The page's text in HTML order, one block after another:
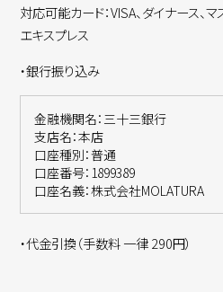
対応可能カード：VISA、ダイナース、マ
エキスプレス
・銀行振り込み
金融機関名：三十三銀行
支店名：本店
口座種別：普通
口座番号：1899389
口座名義：株式会社MOLATURA
・代金引換（手数料 一律 290円）